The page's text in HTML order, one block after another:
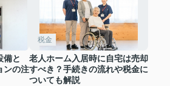
備と
ンの注
税金
老人ホーム入居時に自宅は売却
すべき？手続きの流れや税金に
ついても解説